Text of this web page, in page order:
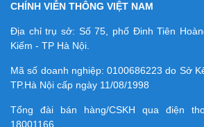
CHÍNH VIỄN THÔNG VIỆT NAM
Địa chỉ trụ sở: Số 75, phố Đinh Tiên
Kiếm - TP Hà Nội.
Mã số doanh nghiệp:0100686223 do Sở
TP.Hà Nội cấp ngày 11/08/1998
Tổng đài bán hàng/CSKH qua điện
18001166